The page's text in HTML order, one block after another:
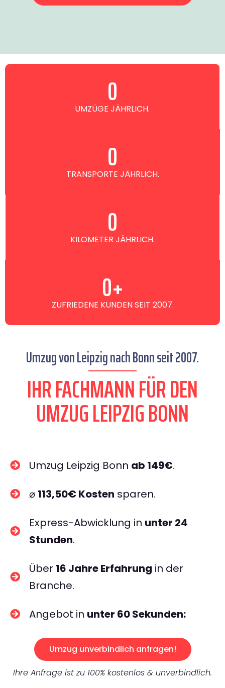
UMZÜGE JÄHRLICH.
0
TRANSPORTE JÄHRLICH.
0
KILOMETER JÄHRLICH.
0
ZUFRIEDENE KUNDEN SEIT 2007.
0+
Umzug von Leipzig nach Bonn seit 2007.
IHR FACHMANN FÜR DEN
UMZUG LEIPZIG BONN
Umzug Leipzig Bonn ab 149€.
⌀ 113,50€ Kosten sparen.
Express-Abwicklung in unter 24
Stunden.
Über 16 Jahre Erfahrung in der
Branche.
Angebot in unter 60 Sekunden:
Umzug unverbindlich anfragen!
Ihre Anfrage ist zu 100% kostenlos & unverbindlich.